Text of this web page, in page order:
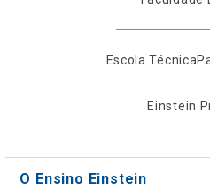
Escola Técnica
Einstein
O Ensino Einstein